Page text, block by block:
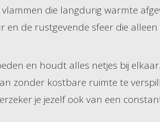
die langdurig warmte
en de rustgevende sfeer die
en houdt alles netjes bij
zonder kostbare ruimte te
je jezelf ook van een